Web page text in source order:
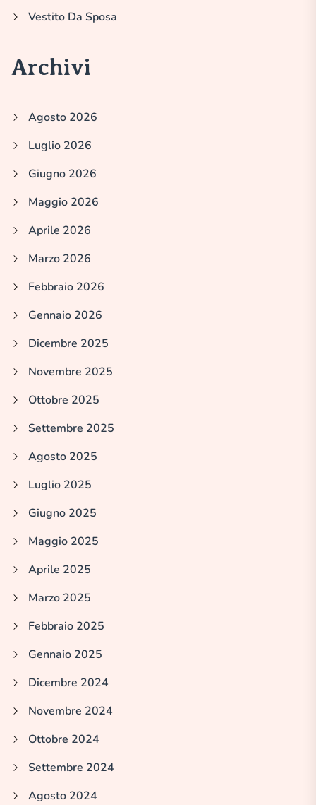
Vestito Da Sposa
Archivi
Agosto 2026
Luglio 2026
Giugno 2026
Maggio 2026
Aprile 2026
Marzo 2026
Febbraio 2026
Gennaio 2026
Dicembre 2025
Novembre 2025
Ottobre 2025
Settembre 2025
Agosto 2025
Luglio 2025
Giugno 2025
Maggio 2025
Aprile 2025
Marzo 2025
Febbraio 2025
Gennaio 2025
Dicembre 2024
Novembre 2024
Ottobre 2024
Settembre 2024
Agosto 2024